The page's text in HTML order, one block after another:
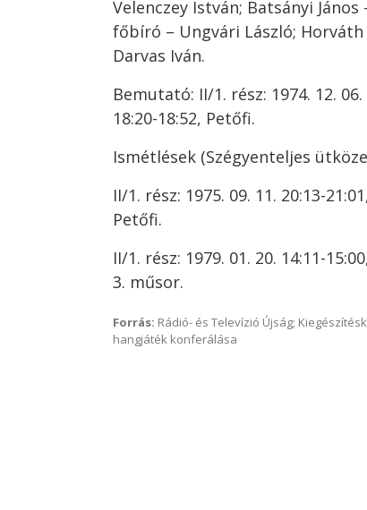
Velenczey István; Batsányi
főbíró – Ungvári László; Horváth
Darvas Iván.
Bemutató: II/1. rész: 1974. 12.
18:20-18:52, Petőfi.
Ismétlések (Szégyenteljes
II/1. rész: 1975. 09. 11. 20:13-
Petőfi.
II/1. rész: 1979. 01. 20. 14:11-
3. műsor.
Forrás: Rádió- és Televízió Újság;
hangjáték konferálása